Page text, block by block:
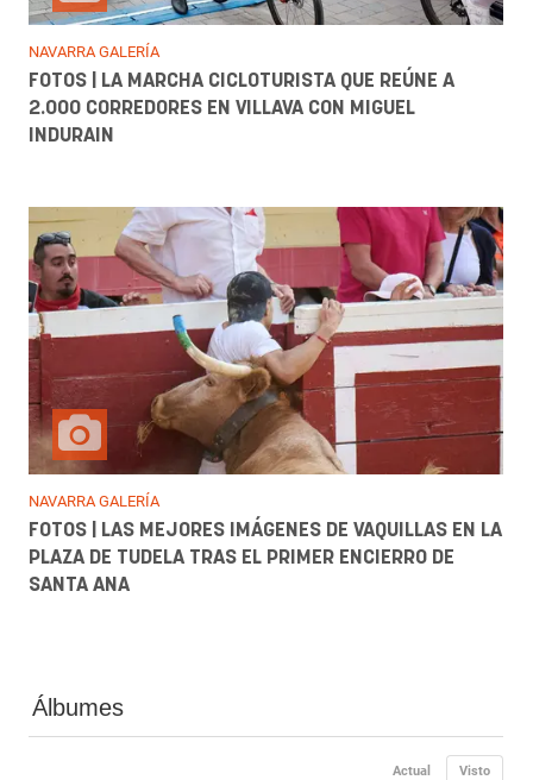
NAVARRA GALERÍA
FOTOS | LA MARCHA CICLOTURISTA QUE REÚNE A
2.000 CORREDORES EN VILLAVA CON MIGUEL
INDURAIN
NAVARRA GALERÍA
FOTOS | LAS MEJORES IMÁGENES DE VAQUILLAS EN LA
PLAZA DE TUDELA TRAS EL PRIMER ENCIERRO DE
SANTA ANA
Álbumes
Visto
Actual